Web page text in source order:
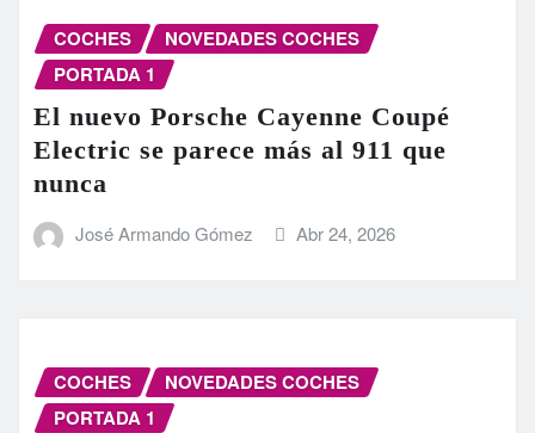
COCHES
NOVEDADES COCHES
PORTADA 1
El nuevo Porsche Cayenne Coupé
Electric se parece más al 911 que
nunca
José Armando Gómez Abr 24, 2026
COCHES
NOVEDADES COCHES
PORTADA 1